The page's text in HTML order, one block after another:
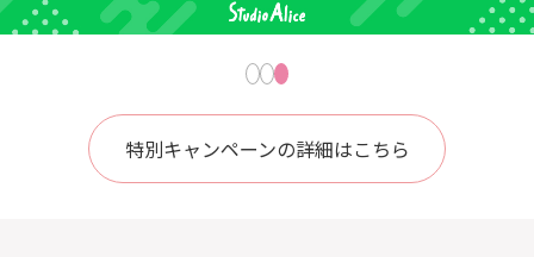
特別キャンペーンの詳細はこちら